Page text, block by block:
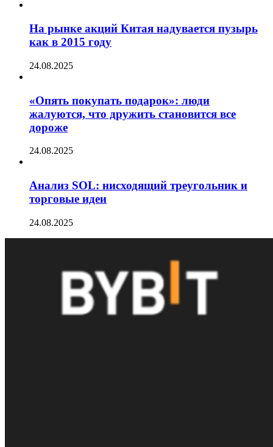
На рынке акций Китая надувается пузырь
как в 2015 году
24.08.2025
«Опять покупать подарок»: люди
жалуются, что дружить становится все
дороже
24.08.2025
Анализ SOL: нисходящий треугольник и
торговые идеи
24.08.2025